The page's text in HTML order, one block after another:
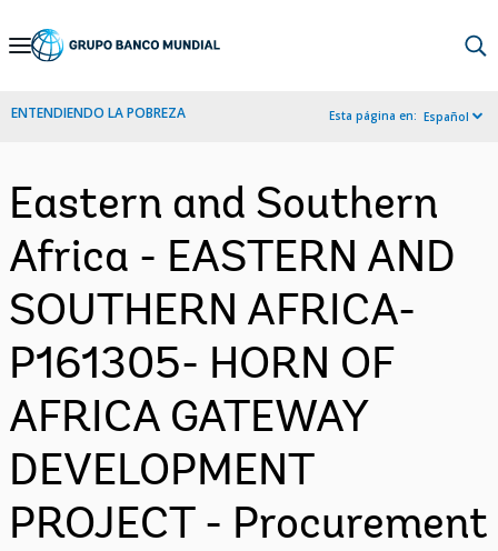
Skip
Navigation
ENTENDIENDO LA POBREZA Esta página en: Español
Eastern and Southern
Africa - EASTERN AND
SOUTHERN AFRICA-
P161305- HORN OF
AFRICA GATEWAY
DEVELOPMENT
PROJECT - Procurement